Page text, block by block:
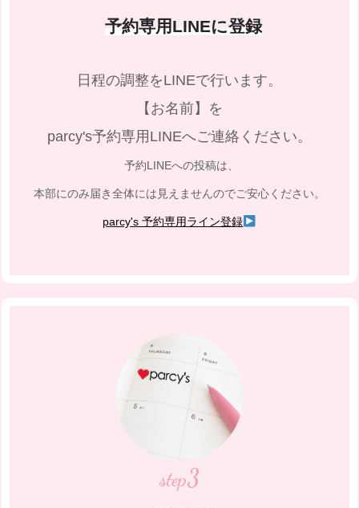
予約専用LINEに登録
日程の調整をLINEで行います。
【お名前】を
parcy's予約専用LINEへご連絡ください。
予約LINEへの投稿は、
本部にのみ届き全体には見えませんのでご安心ください。
parcy's 予約専用ライン登録
step3